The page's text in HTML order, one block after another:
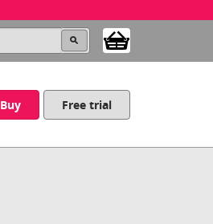
Buy Free trial